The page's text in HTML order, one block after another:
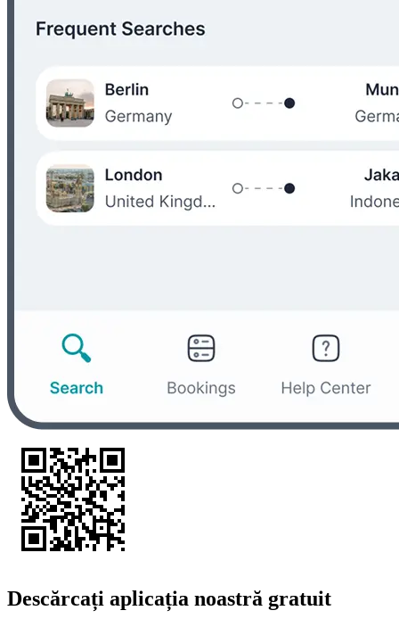
Descărcați aplicația noastră gratuit